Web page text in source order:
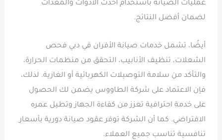
عمليات الصيانة باستخدام أحدث الأدوات والمعدات
لضمان أفضل النتائج.
أيضًا، تشمل خدمات صيانة الأفران في دبي فحص
الشعلات، تنظيف الأنابيب، التحقق من منظمات الحرارة،
والتأكد من سلامة التوصيلات الكهربائية أو الغازية. لذلك،
فإن الاعتماد على شركة الطاووس يضمن لك الحصول
على خدمة احترافية تعزز من كفاءة الجهاز وتطيل عمره
الافتراضي. كما أن الشركة توفر عقود صيانة دورية بأسعار
تنافسية تناسب جميع العملاء.